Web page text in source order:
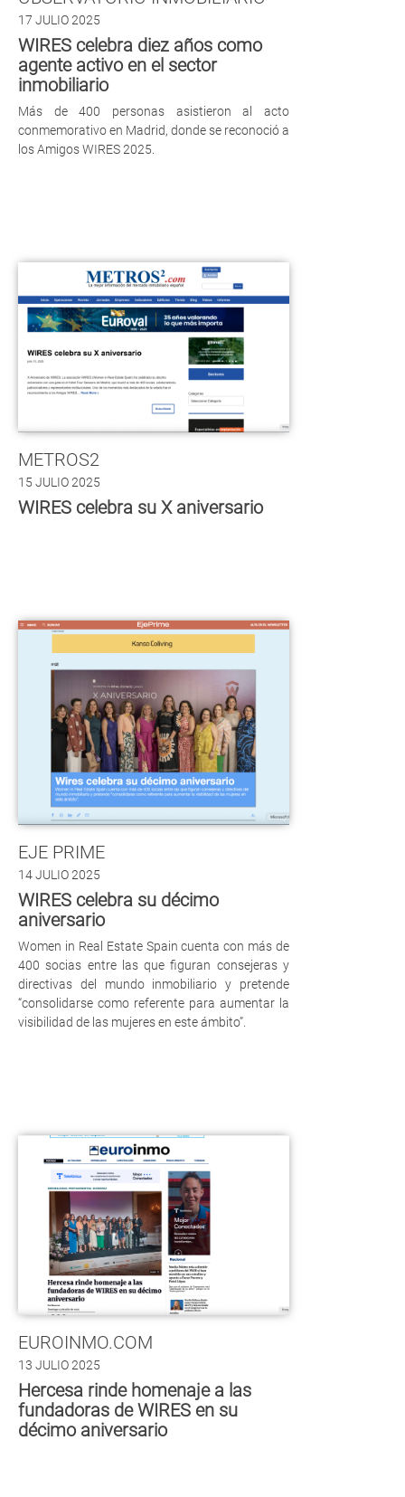
17 JULIO 2025
WIRES celebra diez años como
agente activo en el sector
inmobiliario
Más de 400 personas asistieron al acto
conmemorativo en Madrid, donde se reconoció a
los Amigos WIRES 2025.
METROS2
15 JULIO 2025
WIRES celebra su X aniversario
EJE PRIME
14 JULIO 2025
WIRES celebra su décimo
aniversario
Women in Real Estate Spain cuenta con más de
400 socias entre las que figuran consejeras y
directivas del mundo inmobiliario y pretende
“consolidarse como referente para aumentar la
visibilidad de las mujeres en este ámbito”.
EUROINMO.COM
13 JULIO 2025
Hercesa rinde homenaje a las
fundadoras de WIRES en su
décimo aniversario